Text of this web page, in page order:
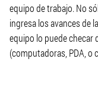
equipo de trabajo. No
ingresa los avances de
equipo lo puede
(computadoras, PDA, o